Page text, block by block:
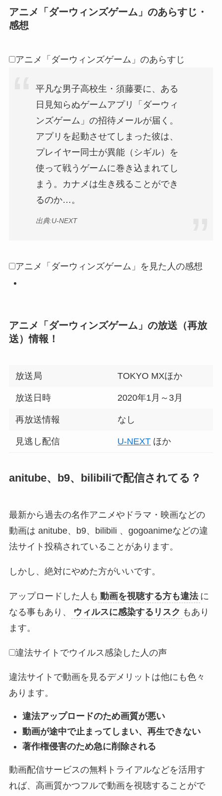
アニメ「ダーウィンズゲーム」のあらすじ・
感想
アニメ「ダーウィンズゲーム」のあらすじ
平凡な男子高校生・須藤要に、ある
日見知らぬゲームアプリ「ダーウィ
ンズゲーム」の招待メールが届く。
アプリを起動させてしまった彼は、
プレイヤー同士が異能（シギル）を
使って戦うゲームに巻き込まれてし
まう。カナメは生き残ることができ
るのか…。
出典:U-NEXT
アニメ「ダーウィンズゲーム」を見た人の感想
アニメ「ダーウィンズゲーム」の放送（再放
送）情報！
放送局 TOKYO MXほか
放送日時 2020年1月～3月
再放送情報 なし
見逃し配信 U-NEXT ほか
anitube、b9、bilibiliで配信されてる？
最新から過去の名作アニメやドラマ・映画などの
動画は anitube、b9、bilibili 、gogoanimeなどの違
法サイト投稿されていることがあります。
しかし、絶対にやめた方がいいです。
アップロードした人も 動画を視聴する方も違法 に
なる事もあり、
ウィルスに感染するリスク もあり
ます。
違法サイトでウイルス感染した人の声
違法サイトで動画を見るデメリットは他にも色々
あります。
違法アップロードのため画質が悪い
動画が途中で止まってしまい、再生できない
著作権侵害のため急に削除される
動画配信サービスの無料トライアルなどを活用す
れば、高画質かつフルで動画を視聴することがで